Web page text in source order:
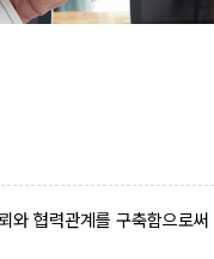
와 협력관계를 구축함으로써